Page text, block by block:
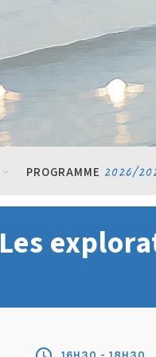
PROGRAMME 2026/
Les